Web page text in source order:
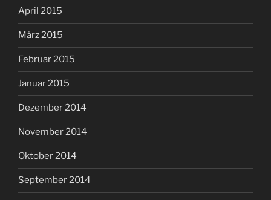
April 2015
März 2015
Februar 2015
Januar 2015
Dezember 2014
November 2014
Oktober 2014
September 2014